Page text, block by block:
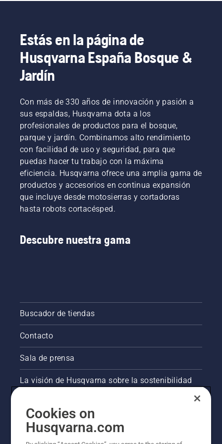
molestia
se
reduce
considerablemente.
Estás en la página de
Husqvarna España Bosque &
Jardín
Con más de 330 años de innovación y pasión a
sus espaldas, Husqvarna dota a los
profesionales de productos para el bosque,
parque y jardín. Combinamos alto rendimiento
con facilidad de uso y seguridad, para que
puedas hacer tu trabajo con la máxima
eficiencia. Husqvarna ofrece una amplia gama de
productos y accesorios en continua expansión
que incluye desde motosierras y cortadoras
hasta robots cortacésped.
Descubre nuestra gama
Buscador de tiendas
Contacto
Sala de prensa
La visión de Husqvarna sobre la sostenibilidad
Otros sitios de Husqvarna
Cookies on
Husqvarna.com